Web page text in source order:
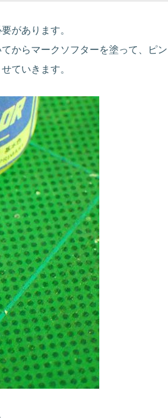
があります。
からマークソフターを塗って、ピン
ていきます。